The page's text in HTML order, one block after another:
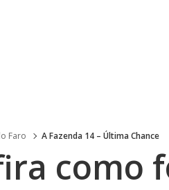
Faro A Fazenda 14 – Última Chance
como